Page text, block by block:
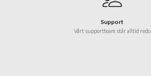
Support
Vårt supportteam står alltid redo